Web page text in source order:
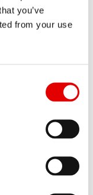
you’ve
from your use
średnicy